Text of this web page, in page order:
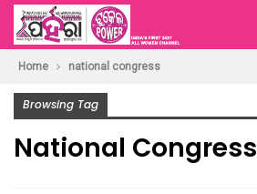
Home national congress
Browsing Tag
National Congress